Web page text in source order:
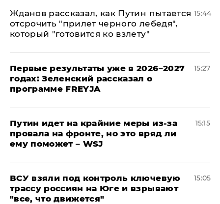
Жданов рассказал, как Путин пытается
отсрочить "прилет черного лебедя",
который "готовится ко взлету"
15:44
Первые результаты уже в 2026–2027
годах: Зеленский рассказал о
программе FREYJA
15:27
Путин идет на крайние меры из-за
провала на фронте, но это вряд ли
ему поможет – WSJ
15:15
ВСУ взяли под контроль ключевую
трассу россиян на Юге и взрывают
"все, что движется"
15:05